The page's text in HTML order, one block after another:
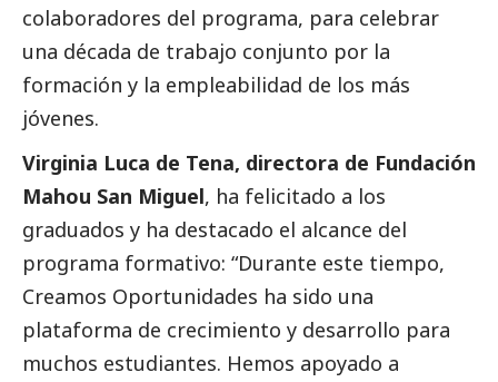
colaboradores del programa, para celebrar
una década de trabajo conjunto por la
formación y la empleabilidad de los más
jóvenes.
Virginia Luca de Tena, directora de Fundación
Mahou San Miguel, ha felicitado a los
graduados y ha destacado el alcance del
programa formativo: “Durante este tiempo,
Creamos Oportunidades ha sido una
plataforma de crecimiento y desarrollo para
muchos estudiantes. Hemos apoyado a